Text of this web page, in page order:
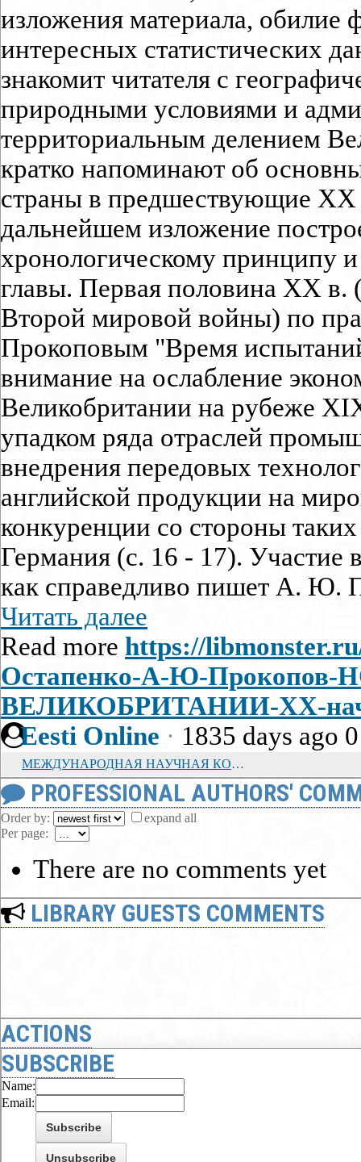
изложения материала, обилие
интересных статистических
знакомит читателя с
природными условиями и
территориальным делением
кратко напоминают об
страны в предшествующие XX
дальнейшем изложение
хронологическому принципу
главы. Первая половина XX в.
Второй мировой войны) по
Прокоповым "Время
внимание на ослабление
Великобритании на рубеже
упадком ряда отраслей
внедрения передовых
английской продукции на
конкуренции со стороны
Германия (с. 16 - 17). Участие
как справедливо пишет А. Ю.
Читать далее
Read more https://
Остапенко-А-Ю-
ВЕЛИКОБРИТАНИИ-XX-
Eesti Online · 1835 days ago 0
МЕЖДУНАРОДНАЯ НАУЧНАЯ КОНФЕРЕНЦИЯ ОБ ИСТОРИЧЕСКОМ ЗНАЧЕНИИ ОТЕЧЕСТВЕННОЙ ВОЙНЫ 1812 года
PROFESSIONAL AUTHORS'
Order by:
expand all
Per page:
There are no comments yet
LIBRARY GUESTS COMMENTS
ACTIONS
SUBSCRIBE
Name:
Email: